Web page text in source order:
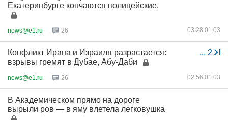
Екатеринбурге кончаются полицейские,
news@e1.ru 26 03:28 01.03
... 2
Конфликт Ирана и Израиля разрастается:
взрывы гремят в Дубае, Абу-Даби
news@e1.ru 26 02:56 01.03
В Академическом прямо на дороге
вырыли ров — в яму влетела легковушка